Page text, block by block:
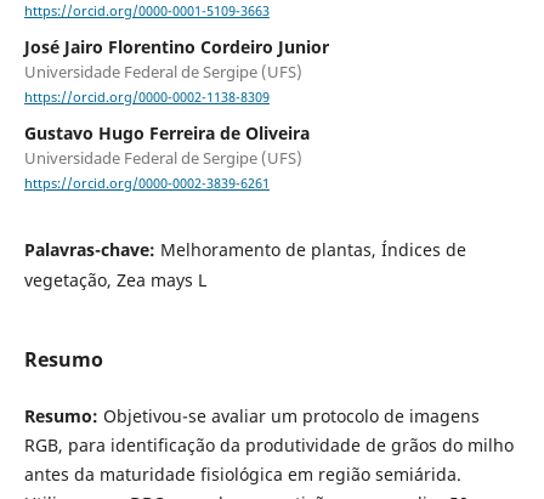
https://orcid.org/0000-0001-5109-3663
José Jairo Florentino Cordeiro Junior
Universidade Federal de Sergipe (UFS)
https://orcid.org/0000-0002-1138-8309
Gustavo Hugo Ferreira de Oliveira
Universidade Federal de Sergipe (UFS)
https://orcid.org/0000-0002-3839-6261
Palavras-chave: Melhoramento de plantas, Índices de
vegetação, Zea mays L
Resumo
Resumo: Objetivou-se avaliar um protocolo de imagens
RGB, para identificação da produtividade de grãos do milho
antes da maturidade fisiológica em região semiárida.